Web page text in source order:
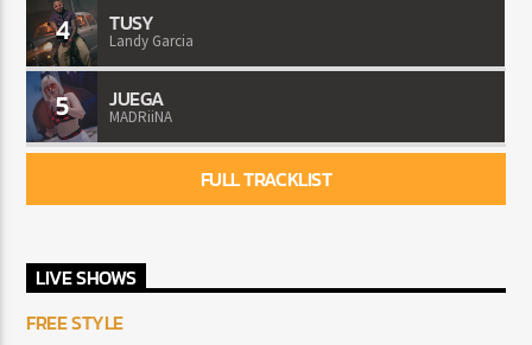
4 TUSY
Landy Garcia
5 JUEGA
MADRiiNA
FULL TRACKLIST
LIVE SHOWS
FREE STYLE